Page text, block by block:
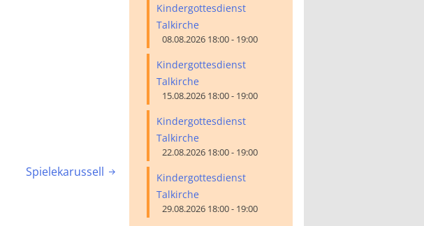
Spielekarussell 
Kindergottesdienst
Talkirche
08.08.2026 18:00 - 19:00
Kindergottesdienst
Talkirche
15.08.2026 18:00 - 19:00
Kindergottesdienst
Talkirche
22.08.2026 18:00 - 19:00
Kindergottesdienst
Talkirche
29.08.2026 18:00 - 19:00